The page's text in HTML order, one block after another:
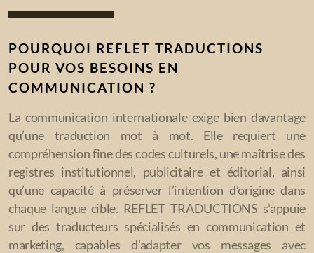
POURQUOI REFLET TRADUCTIONS
POUR VOS BESOINS EN
COMMUNICATION ?
La communication internationale exige bien davantage
qu’une traduction mot à mot. Elle requiert une
compréhension fine des codes culturels, une maîtrise des
registres institutionnel, publicitaire et éditorial, ainsi
qu’une capacité à préserver l’intention d’origine dans
chaque langue cible. REFLET TRADUCTIONS s'appuie
sur des traducteurs spécialisés en communication et
marketing, capables d'adapter vos messages avec